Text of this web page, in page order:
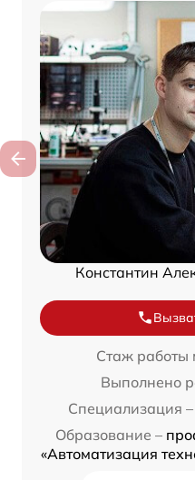
Константин
Стаж работы
Выполнено
Специализация –
Образование –
«Автоматизация